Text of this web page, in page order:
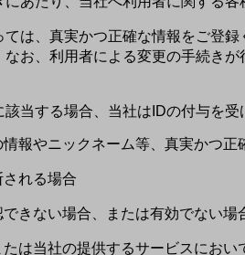
ては、真実かつ正確な情報をご登
お、利用者による変更の手続き
当する場合、当社はIDの付与を受
報やニックネーム等、真実かつ正
れる場合
きない場合、または有効でない場
は当社の提供するサービスにお